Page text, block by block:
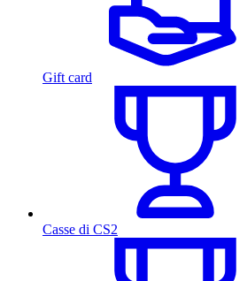
Gift card
Casse di CS2